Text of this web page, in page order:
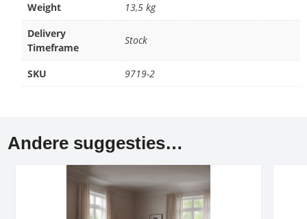
Weight
13,5 kg
Delivery
Timeframe
Stock
SKU 9719-2
Andere suggesties…